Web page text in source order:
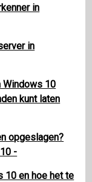
in
in
Windows 10
kunt laten
opgeslagen?
-
10 en hoe het te